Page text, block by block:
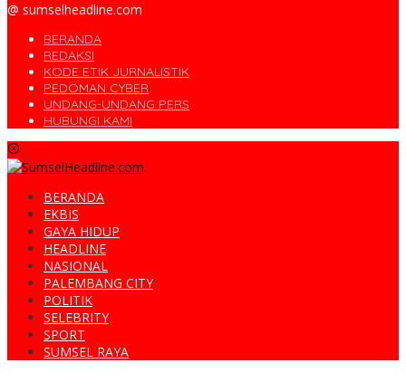
@ sumselheadline.com
BERANDA
REDAKSI
KODE ETIK JURNALISTIK
PEDOMAN CYBER
UNDANG-UNDANG PERS
HUBUNGI KAMI
BERANDA
EKBIS
GAYA HIDUP
HEADLINE
NASIONAL
PALEMBANG CITY
POLITIK
SELEBRITY
SPORT
SUMSEL RAYA